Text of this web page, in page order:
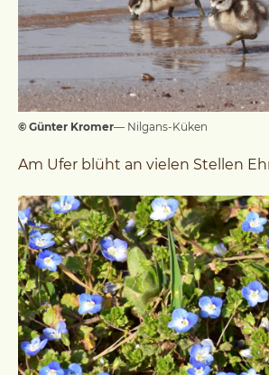
© Günter Kromer— Nilgans-Küken
Am Ufer blüht an vielen Stellen